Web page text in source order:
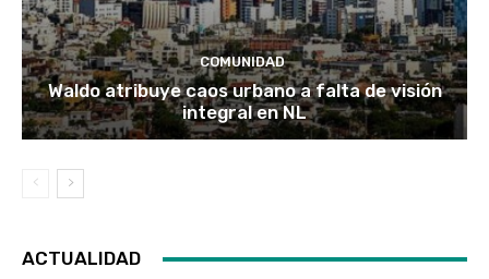
COMUNIDAD
Waldo atribuye caos urbano a falta de visión
integral en NL
ACTUALIDAD